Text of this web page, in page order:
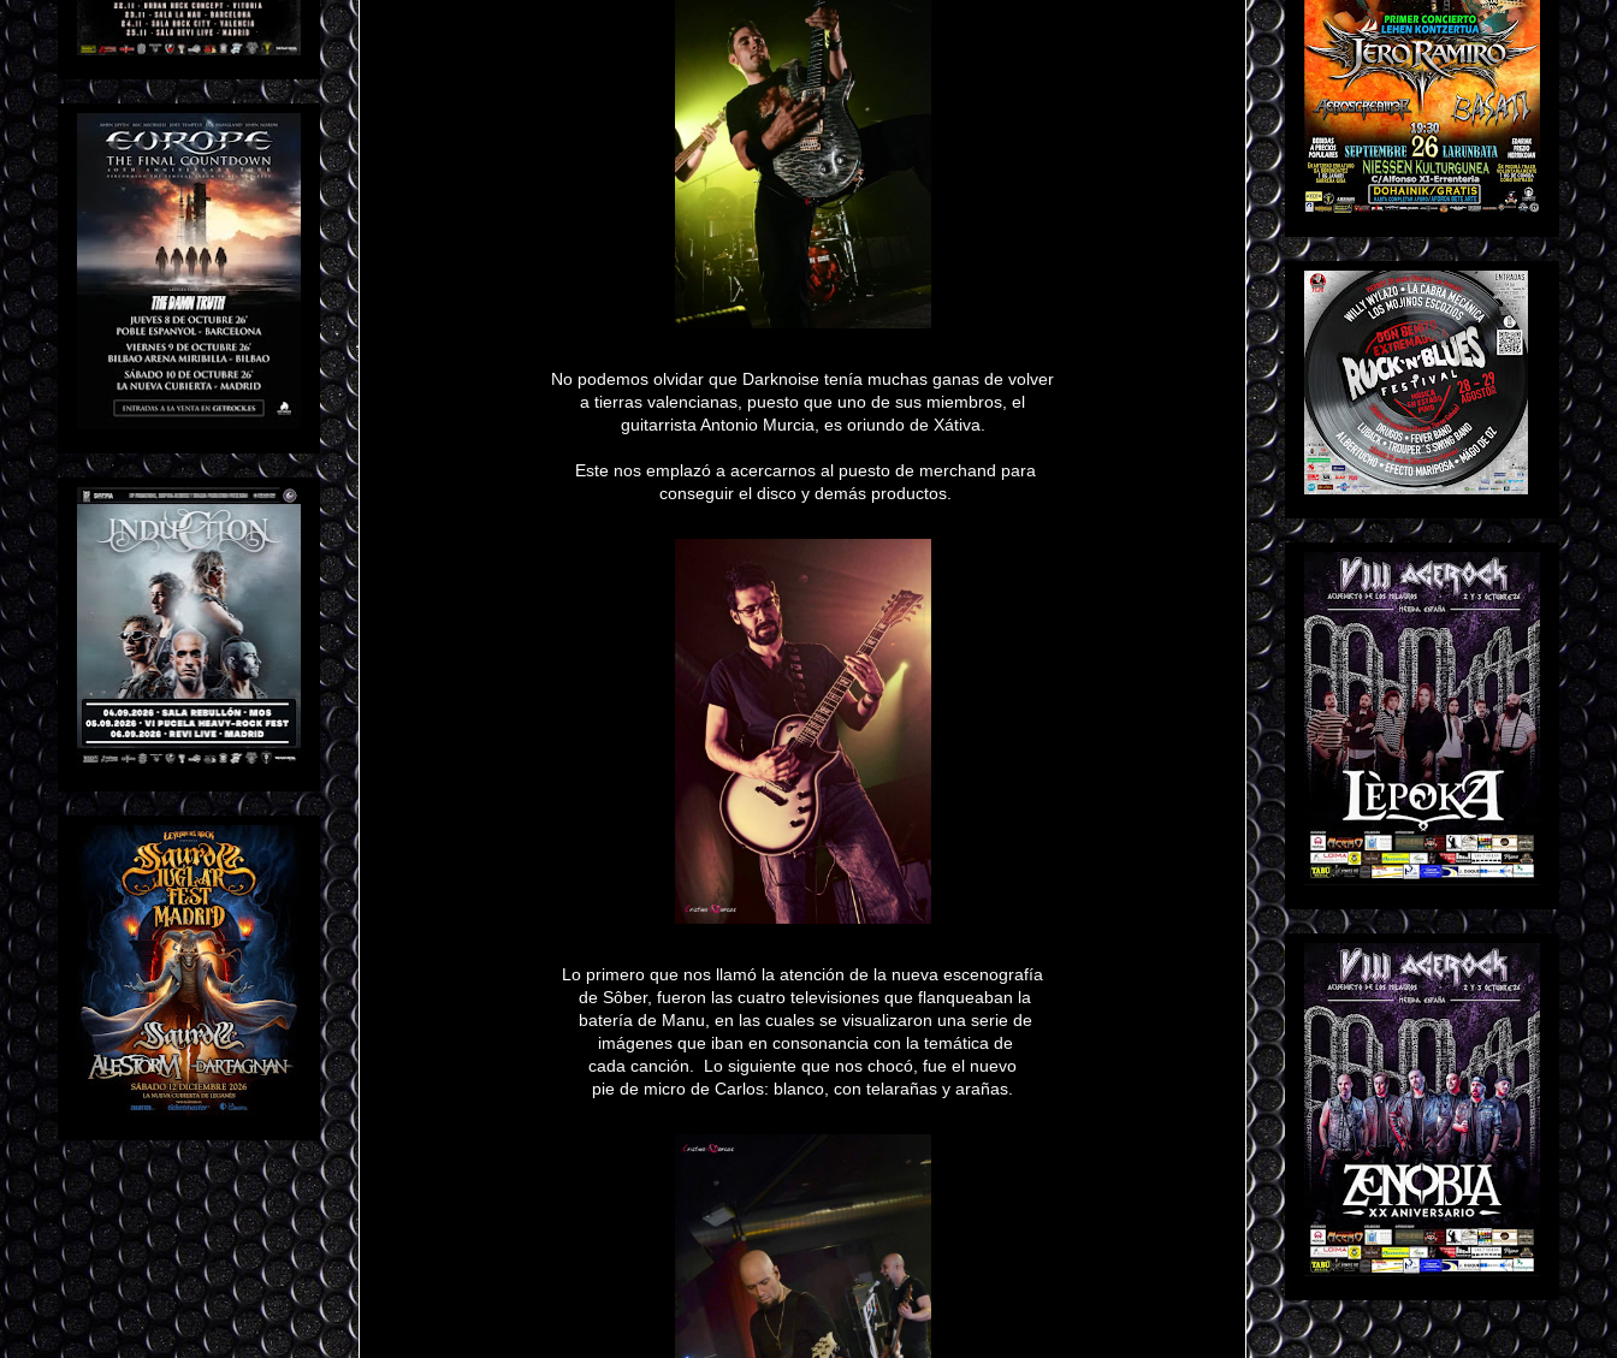
No podemos olvidar que Darknoise tenía muchas ganas de volver
a tierras valencianas, puesto que uno de sus miembros, el
guitarrista Antonio Murcia, es oriundo de Xátiva.
Este nos emplazó a acercarnos al puesto de merchand para
conseguir el disco y demás productos.
Lo primero que nos llamó la atención de la nueva escenografía
de Sôber, fueron las cuatro televisiones que flanqueaban la
batería de Manu, en las cuales se visualizaron una serie de
imágenes que iban en consonancia con la temática de
cada canción. Lo siguiente que nos chocó, fue el nuevo
pie de micro de Carlos: blanco, con telarañas y arañas.